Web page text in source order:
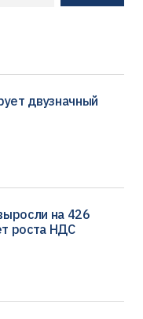
двузначный
на 426
роста НДС